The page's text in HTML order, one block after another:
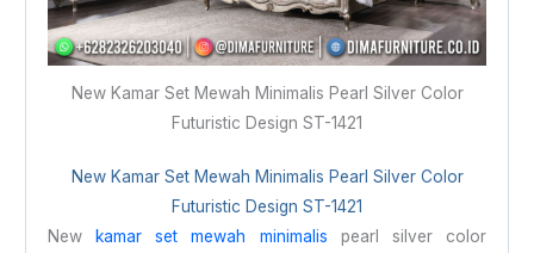
New Kamar Set Mewah Minimalis Pearl Silver Color
Futuristic Design ST-1421
New Kamar Set Mewah Minimalis Pearl Silver Color
Futuristic Design ST-1421
New
kamar set mewah minimalis pearl silver color